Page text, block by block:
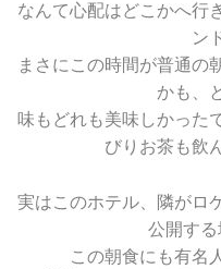
なんて心配はどこかへ行
ン
まさにこの時間が普通の
かも、
味もどれも美味しかった
びりお茶も飲
実はこのホテル、隣がロ
公開する
この朝食にも有名